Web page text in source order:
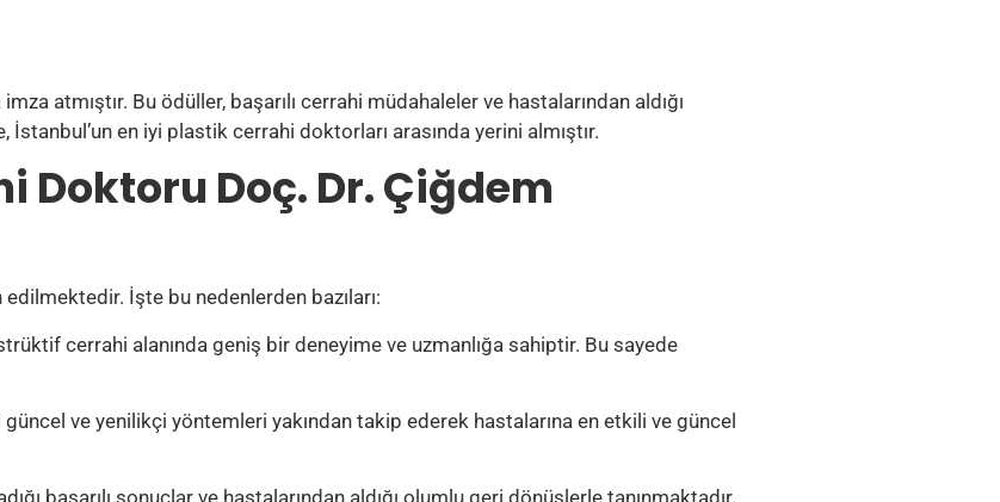
atmıştır. Bu ödüller, başarılı cerrahi müdahaleler ve hastalarından aldığı
en iyi plastik cerrahi doktorları arasında yerini almıştır.
Doktoru Doç. Dr. Çiğdem
İşte bu nedenlerden bazıları:
cerrahi alanında geniş bir deneyime ve uzmanlığa sahiptir. Bu sayede
ve yenilikçi yöntemleri yakından takip ederek hastalarına en etkili ve güncel